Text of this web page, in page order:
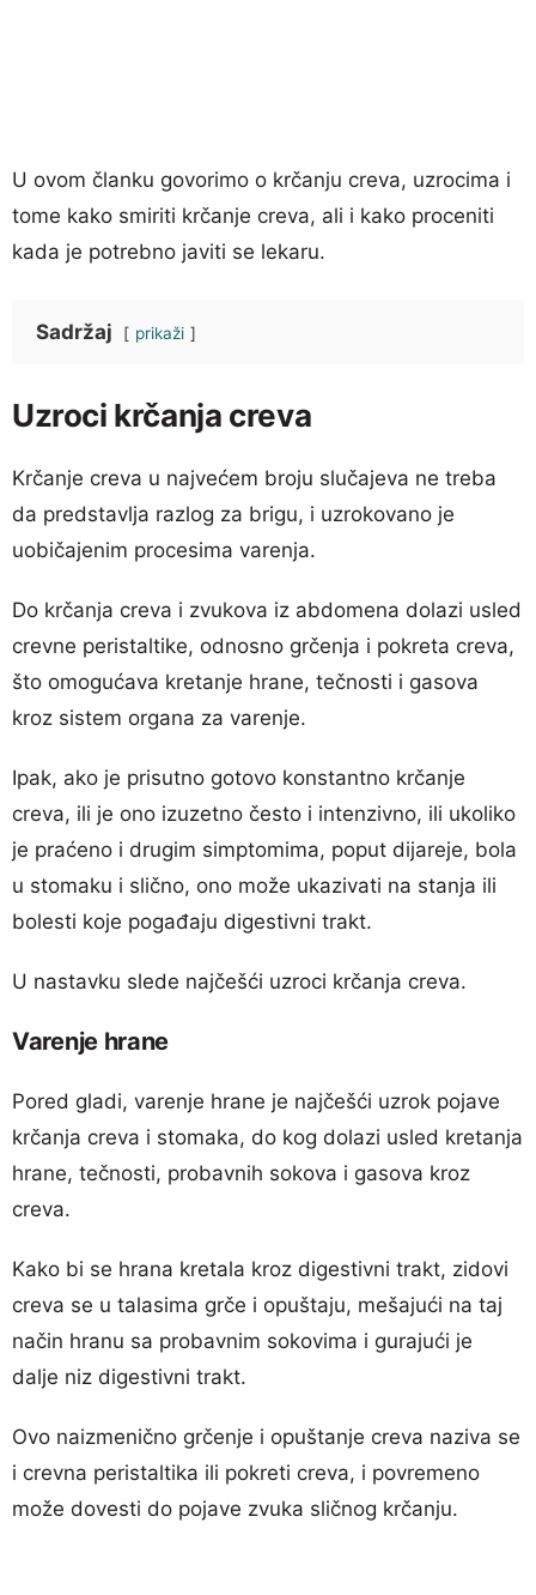
U ovom članku govorimo o krčanju creva, uzrocima i
tome kako smiriti krčanje creva, ali i kako proceniti
kada je potrebno javiti se lekaru.
Sadržaj prikaži
Uzroci krčanja creva
Krčanje creva u najvećem broju slučajeva ne treba
da predstavlja razlog za brigu, i uzrokovano je
uobičajenim procesima varenja.
Do krčanja creva i zvukova iz abdomena dolazi usled
crevne peristaltike, odnosno grčenja i pokreta creva,
što omogućava kretanje hrane, tečnosti i gasova
kroz sistem organa za varenje.
Ipak, ako je prisutno gotovo konstantno krčanje
creva, ili je ono izuzetno često i intenzivno, ili ukoliko
je praćeno i drugim simptomima, poput dijareje, bola
u stomaku i slično, ono može ukazivati na stanja ili
bolesti koje pogađaju digestivni trakt.
U nastavku slede najčešći uzroci krčanja creva.
Varenje hrane
Pored gladi, varenje hrane je najčešći uzrok pojave
krčanja creva i stomaka, do kog dolazi usled kretanja
hrane, tečnosti, probavnih sokova i gasova kroz
creva.
Kako bi se hrana kretala kroz digestivni trakt, zidovi
creva se u talasima grče i opuštaju, mešajući na taj
način hranu sa probavnim sokovima i gurajući je
dalje niz digestivni trakt.
Ovo naizmenično grčenje i opuštanje creva naziva se
i crevna peristaltika ili pokreti creva, i povremeno
može dovesti do pojave zvuka sličnog krčanju.